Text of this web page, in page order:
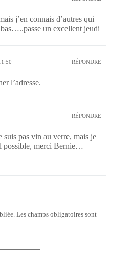
j’en connais d’autres qui
un excellent jeudi
RÉPONDRE
l’adresse.
RÉPONDRE
suis pas vin au verre, mais je
possible, merci Bernie…
Les champs obligatoires sont